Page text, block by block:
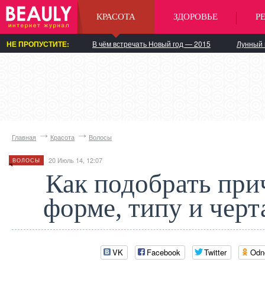
КРАСОТА ЗДОРОВЬЕ
НЕ ПРОПУСТИТЕ: В чём встречать Новый год — 2015 Лунный
Главная Красота Волосы
ВОЛОСЫ 20 Июль 14, 12:07
Как подобрать
форме, типу и
VK Facebook Twitter